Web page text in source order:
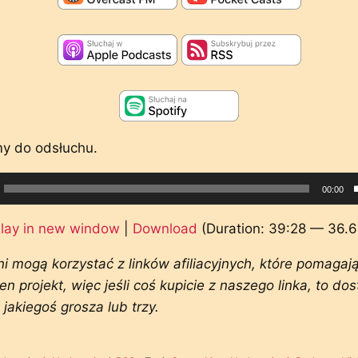
do odsłuchu.
00:00
in new window Download (Duration: 39:28 —
mogą korzystać z linków afiliacyjnych, które
projekt, więc jeśli coś kupicie z naszego linka, to
jakiegoś grosza lub trzy.